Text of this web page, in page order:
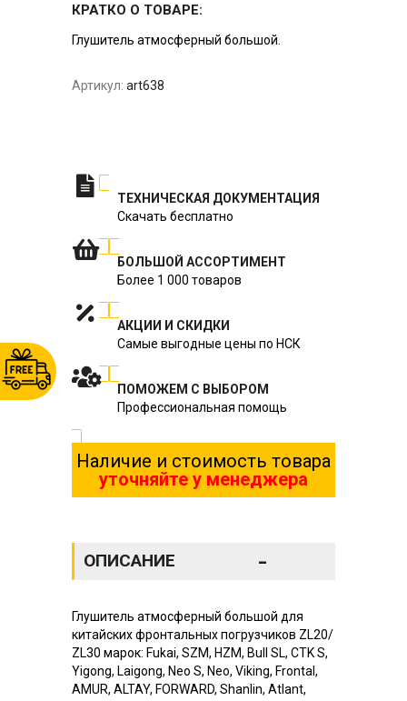
КРАТКО О ТОВАРЕ:
Глушитель атмосферный большой.
Артикул: art638
ТЕХНИЧЕСКАЯ ДОКУМЕНТАЦИЯ
Скачать бесплатно
БОЛЬШОЙ АССОРТИМЕНТ
Более 1 000 товаров
АКЦИИ И СКИДКИ
Самые выгодные цены по НСК
ПОМОЖЕМ С ВЫБОРОМ
Профессиональная помощь
Наличие и стоимость товара
уточняйте у менеджера
ОПИСАНИЕ -
Глушитель атмосферный большой для
китайских фронтальных погрузчиков ZL20/
ZL30 марок: Fukai, SZM, HZM, Bull SL, CTK S,
Yigong, Laigong, Neo S, Neo, Viking, Frontal,
AMUR, ALTAY, FORWARD, Shanlin, Atlant,